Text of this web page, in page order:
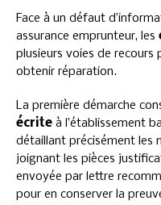
Face à un défaut
assurance emprunteur, les
plusieurs voies de
obtenir réparation.
La première démarche
écrite à l’établissement
détaillant précisément les
joignant les pièces
envoyée par lettre
pour en conserver la